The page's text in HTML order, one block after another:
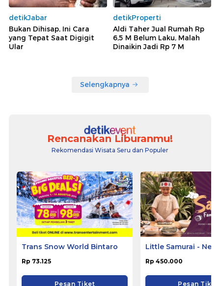
detikJabar
Bukan Dihisap, Ini Cara
yang Tepat Saat Digigit
Ular
detikProperti
Aldi Taher Jual Rumah Rp
6,5 M Belum Laku, Malah
Dinaikin Jadi Rp 7 M
Selengkapnya
Rencanakan Liburanmu!
Rekomendasi Wisata Seru dan Populer
Trans Snow World Bintaro
Rp 73.125
Pesan Tiket
Little Samurai -
Rp 450.000
Pesan Tiket